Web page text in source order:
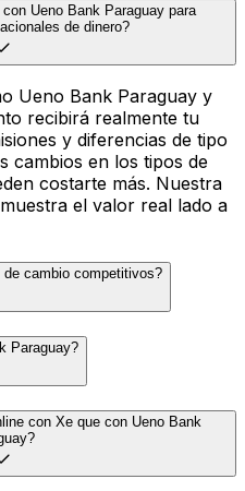
Ueno Bank Paraguay para
de dinero?
Ueno Bank Paraguay y
recibirá realmente tu
y diferencias de tipo
cambios en los tipos de
costarte más. Nuestra
el valor real lado a
cambio competitivos?
Paraguay?
con Xe que con Ueno Bank